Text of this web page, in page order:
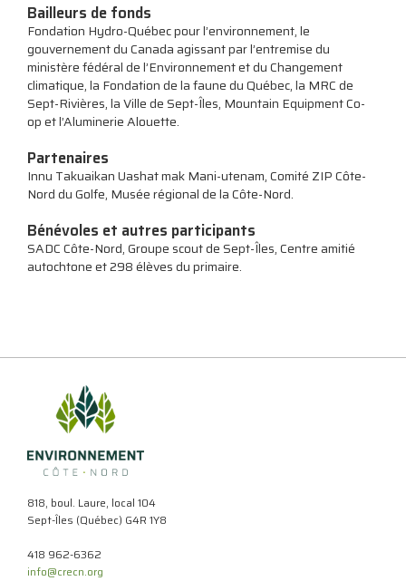
Bailleurs de fonds
Fondation Hydro-Québec pour l’environnement, le
gouvernement du Canada agissant par l’entremise du
ministère fédéral de l’Environnement et du Changement
climatique, la Fondation de la faune du Québec, la MRC de
Sept-Rivières, la Ville de Sept-Îles, Mountain Equipment Co-
op et l’Aluminerie Alouette.
Partenaires
Innu Takuaikan Uashat mak Mani-utenam, Comité ZIP Côte-
Nord du Golfe, Musée régional de la Côte-Nord.
Bénévoles et autres participants
SADC Côte-Nord, Groupe scout de Sept-Îles, Centre amitié
autochtone et 298 élèves du primaire.
818, boul. Laure, local 104
Sept-Îles (Québec) G4R 1Y8
418 962-6362
info@crecn.org